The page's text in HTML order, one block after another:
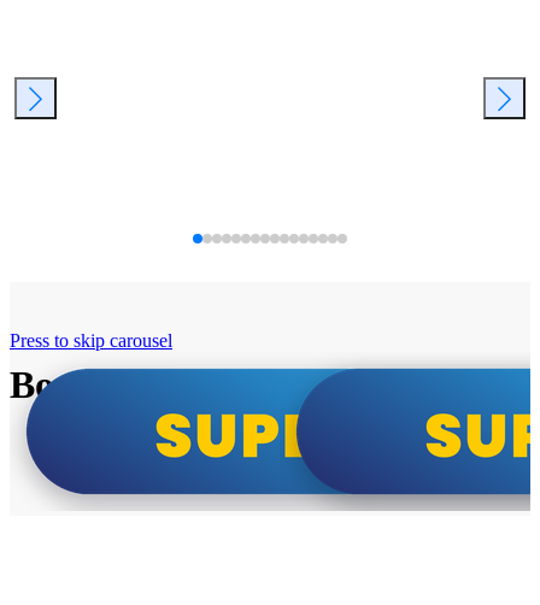
Bosch super cene
Press to skip carousel